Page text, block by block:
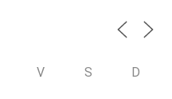
V S D